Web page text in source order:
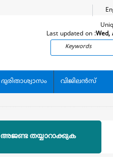
Last updated on :Wed,
Search
ദുരിതാശ്വാസം വിജിലന്‍സ്
അജണ്ട തയ്യാറാക്കുക